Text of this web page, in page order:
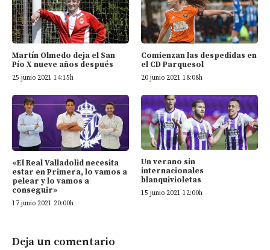
Martín Olmedo deja el San
Pío X nueve años después
25 junio 2021 14:15h
Comienzan las despedidas en
el CD Parquesol
20 junio 2021 18:08h
«El Real Valladolid necesita
estar en Primera, lo vamos a
pelear y lo vamos a
conseguir»
17 junio 2021 20:00h
Un verano sin
internacionales
blanquivioletas
15 junio 2021 12:00h
Deja un comentario